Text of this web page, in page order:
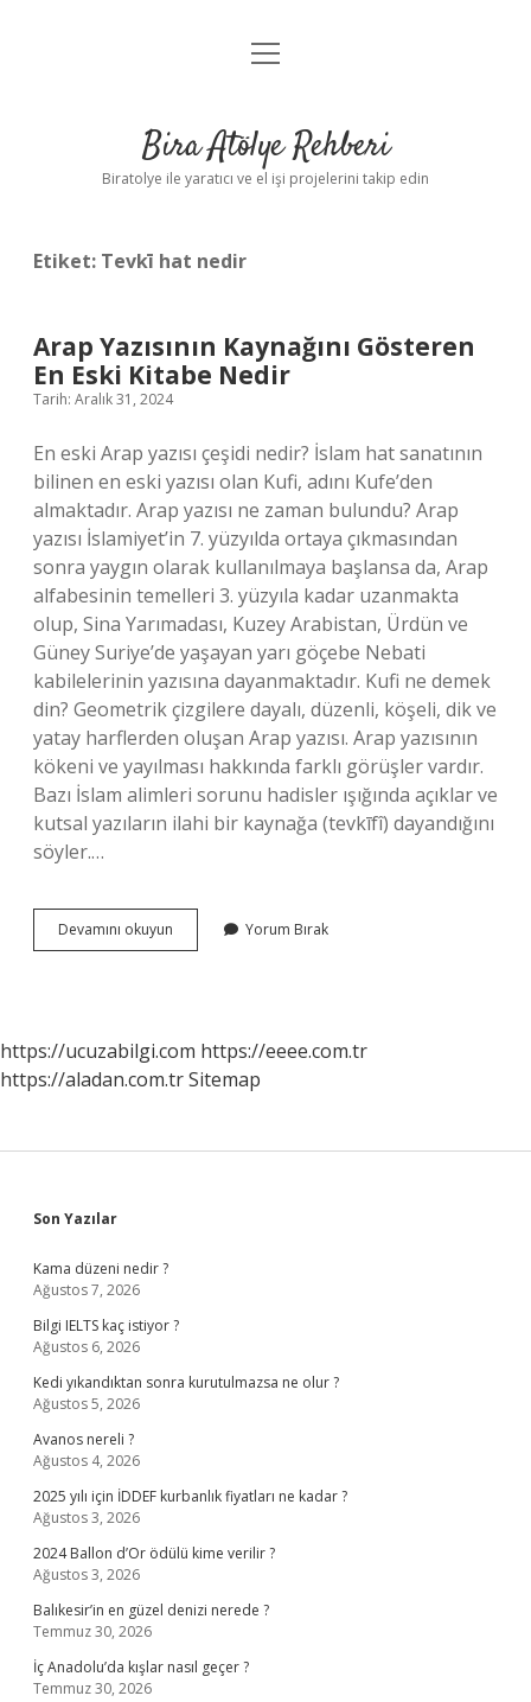
Anasayfa
Yasal Uyarı
menüyü
Bira Atölye Rehberi
Biratolye ile yaratıcı ve el işi projelerini takip edin
Etiket: Tevkī hat nedir
Arap Yazısının Kaynağını Gösteren
En Eski Kitabe Nedir
Tarih: Aralık 31, 2024
En eski Arap yazısı çeşidi nedir? İslam hat sanatının
bilinen en eski yazısı olan Kufi, adını Kufe’den
almaktadır. Arap yazısı ne zaman bulundu? Arap
yazısı İslamiyet’in 7. yüzyılda ortaya çıkmasından
sonra yaygın olarak kullanılmaya başlansa da, Arap
alfabesinin temelleri 3. yüzyıla kadar uzanmakta
olup, Sina Yarımadası, Kuzey Arabistan, Ürdün ve
Güney Suriye’de yaşayan yarı göçebe Nebati
kabilelerinin yazısına dayanmaktadır. Kufi ne demek
din? Geometrik çizgilere dayalı, düzenli, köşeli, dik ve
yatay harflerden oluşan Arap yazısı. Arap yazısının
kökeni ve yayılması hakkında farklı görüşler vardır.
Bazı İslam alimleri sorunu hadisler ışığında açıklar ve
kutsal yazıların ilahi bir kaynağa (tevkīfî) dayandığını
söyler.…
Devamını okuyun
Yazısının
Kitabe
Nedir
Yorum Bırak
https://ucuzabilgi.com https://eeee.com.tr
https://aladan.com.trSitemap
Sidebar
Son Yazılar
Kama düzeni nedir ?
Ağustos 7, 2026
Bilgi IELTS kaç istiyor ?
Ağustos 6, 2026
Kedi yıkandıktan sonra kurutulmazsa ne olur ?
Ağustos 5, 2026
Avanos nereli ?
Ağustos 4, 2026
2025 yılı için İDDEF kurbanlık fiyatları ne kadar ?
Ağustos 3, 2026
2024 Ballon d’Or ödülü kime verilir ?
Ağustos 3, 2026
Balıkesir’in en güzel denizi nerede ?
Temmuz 30, 2026
İç Anadolu’da kışlar nasıl geçer ?
Temmuz 30, 2026